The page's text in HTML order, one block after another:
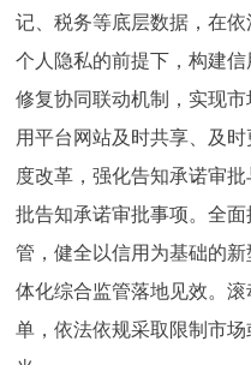
记、税务等底层数据，在依
个人隐私的前提下，构建
修复协同联动机制，实现
用平台网站及时共享、及
度改革，强化告知承诺审
批告知承诺审批事项。全
管，健全以信用为基础的
体化综合监管落地见效。
单，依法依规采取限制市